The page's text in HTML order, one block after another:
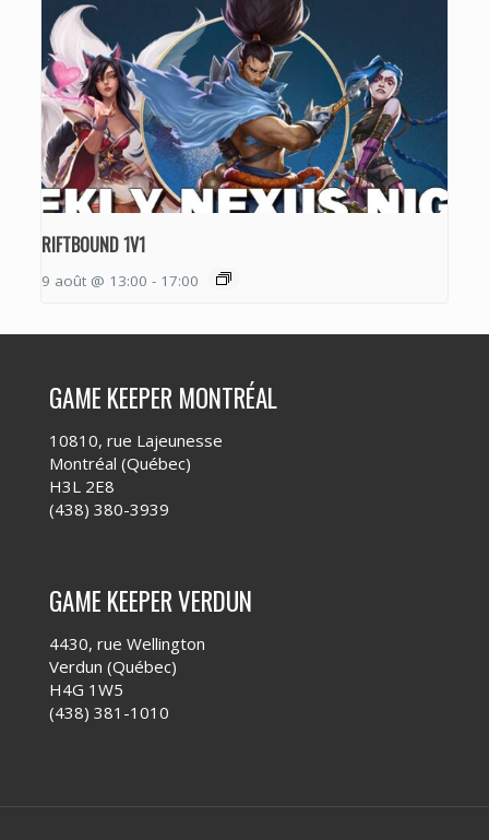
RIFTBOUND 1V1
9 août @ 13:00 - 17:00
GAME KEEPER MONTRÉAL
10810, rue Lajeunesse
Montréal (Québec)
H3L 2E8
(438) 380-3939
GAME KEEPER VERDUN
4430, rue Wellington
Verdun (Québec)
H4G 1W5
(438) 381-1010